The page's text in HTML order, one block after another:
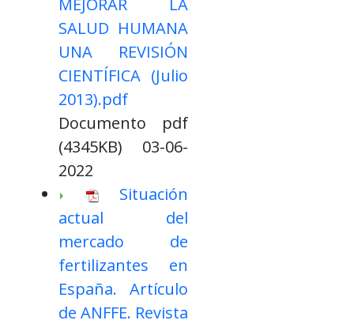
MEJORAR LA
SALUD HUMANA
UNA REVISIÓN
CIENTÍFICA (Julio
2013).pdf
Documento pdf
(4345KB) 03-06-
2022
Situación
actual del
mercado de
fertilizantes en
España. Artículo
de ANFFE. Revista